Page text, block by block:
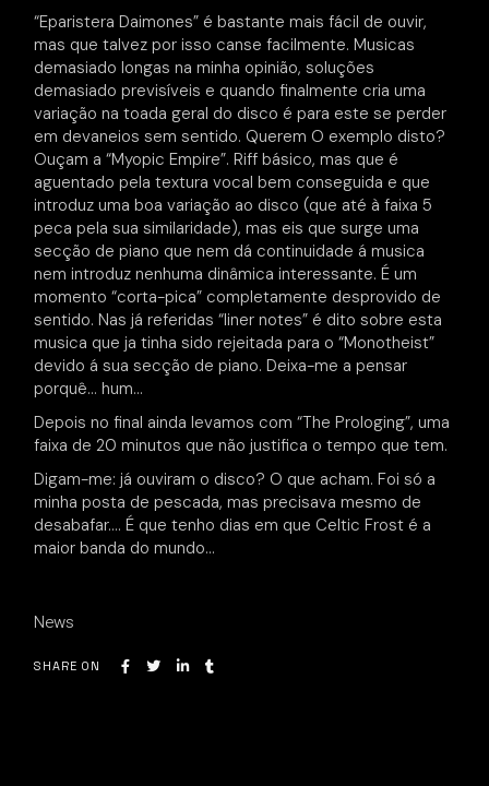
“Eparistera Daimones” é bastante mais fácil de ouvir,
mas que talvez por isso canse facilmente. Musicas
demasiado longas na minha opinião, soluções
demasiado previsíveis e quando finalmente cria uma
variação na toada geral do disco é para este se perder
em devaneios sem sentido. Querem O exemplo disto?
Ouçam a “Myopic Empire”. Riff básico, mas que é
aguentado pela textura vocal bem conseguida e que
introduz uma boa variação ao disco (que até à faixa 5
peca pela sua similaridade), mas eis que surge uma
secção de piano que nem dá continuidade á musica
nem introduz nenhuma dinâmica interessante. É um
momento “corta-pica” completamente desprovido de
sentido. Nas já referidas “liner notes” é dito sobre esta
musica que ja tinha sido rejeitada para o “Monotheist”
devido á sua secção de piano. Deixa-me a pensar
porquê… hum…
Depois no final ainda levamos com “The Prologing”, uma
faixa de 20 minutos que não justifica o tempo que tem.
Digam-me: já ouviram o disco? O que acham. Foi só a
minha posta de pescada, mas precisava mesmo de
desabafar…. É que tenho dias em que Celtic Frost é a
maior banda do mundo…
News
SHARE ON